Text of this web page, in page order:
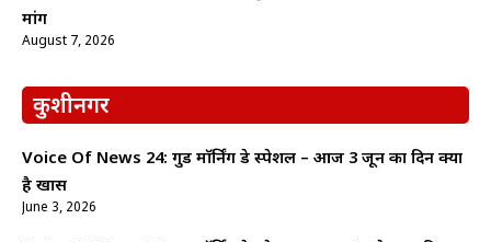
मांग
August 7, 2026
कुशीनगर
Voice Of News 24: गुड माॅर्निंग डे स्पेशल – आज 3 जून का दिन क्यों
है खास
June 3, 2026